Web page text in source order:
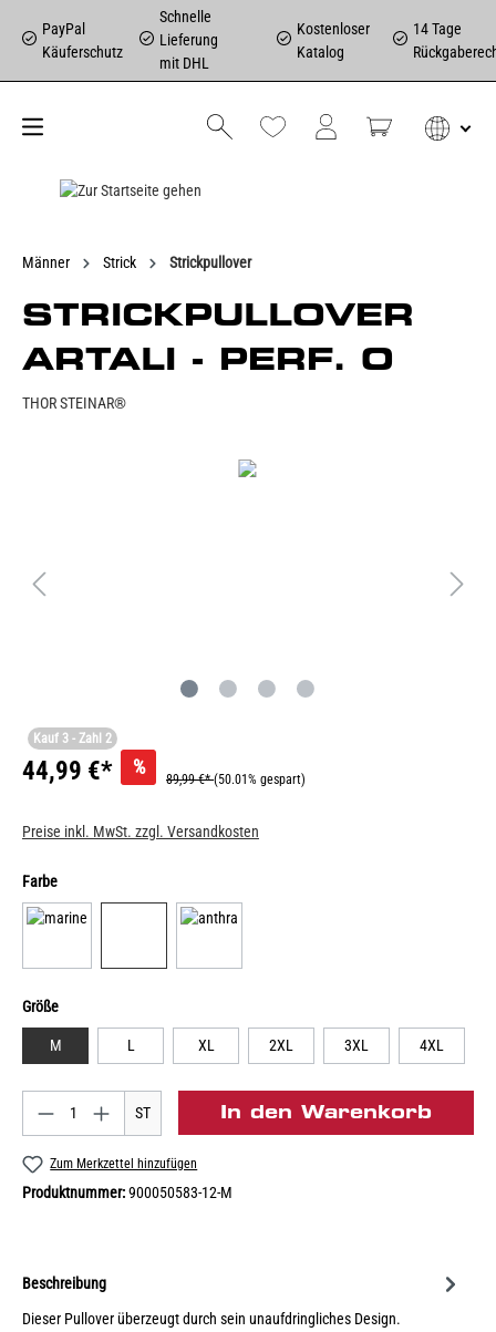
PayPal
Käuferschutz
Schnelle
Lieferung
mit DHL
Kostenloser
Katalog
14 Tage
Männer Strick Strickpullover
STRICKPULLOVER
ARTALI - PERF. O
THOR STEINAR®
Kauf 3 - Zahl 2
44,99 €* %
89,99 €*(50.01% gespart)
Preise inkl. MwSt. zzgl. Versandkosten
Farbe
Größe
M L XL 2XL 3XL 4XL
ST In den Warenkorb
Zum Merkzettel hinzufügen
Produktnummer:900050583-12-M
Beschreibung
Dieser Pullover überzeugt durch sein unaufdringliches Design.